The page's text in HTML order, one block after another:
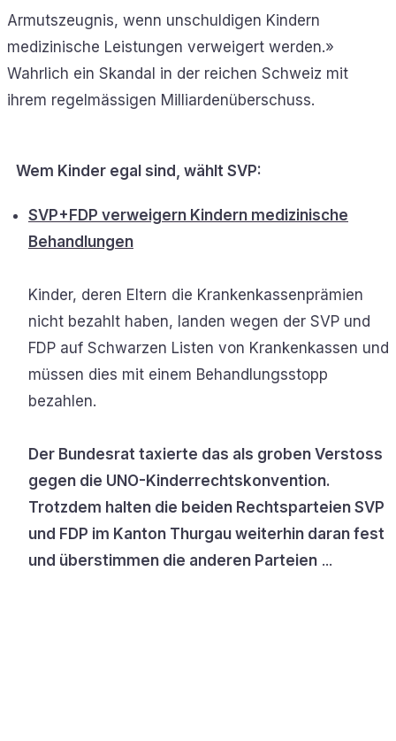
Armutszeugnis, wenn unschuldigen Kindern
medizinische Leistungen verweigert werden.»
Wahrlich ein Skandal in der reichen Schweiz mit
ihrem regelmässigen Milliardenüberschuss.
Wem Kinder egal sind, wählt SVP:
SVP+FDP verweigern Kindern medizinische
Behandlungen
Kinder, deren Eltern die Krankenkassenprämien
nicht bezahlt haben, landen wegen der SVP und
FDP auf Schwarzen Listen von Krankenkassen und
müssen dies mit einem Behandlungsstopp
bezahlen.
Der Bundesrat taxierte das als groben Verstoss
gegen die UNO-Kinderrechtskonvention.
Trotzdem halten die beiden Rechtsparteien SVP
und FDP im Kanton Thurgau weiterhin daran fest
und überstimmen die anderen Parteien ...